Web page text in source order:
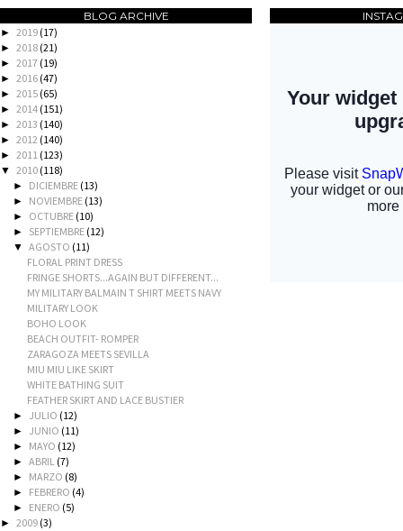
BLOG ARCHIVE
► 2019 (17)
► 2018 (21)
► 2017 (19)
► 2016 (47)
► 2015 (65)
► 2014 (151)
► 2013 (140)
► 2012 (140)
► 2011 (123)
▼ 2010 (118)
► DICIEMBRE (13)
► NOVIEMBRE (13)
► OCTUBRE (10)
► SEPTIEMBRE (12)
▼AGOSTO (11)
FLORAL PRINT DRESS
FRINGE SHORTS...AGAIN BUT DIFFERENT...
MY MILITARY BALMAIN T SHIRT MEETS NAVY
MILITARY LOOK
BOHO LOOK
BEACH OUTFIT- ROMPER
ZARAGOZA MEETS SEVILLA
MIU MIU LIKE SKIRT
WHITE BATHING SUIT
FEATHER SKIRT AND LACE BUSTIER
► JULIO (12)
► JUNIO (11)
► MAYO (12)
►ABRIL (7)
► MARZO (8)
► FEBRERO (4)
► ENERO (5)
► 2009 (3)